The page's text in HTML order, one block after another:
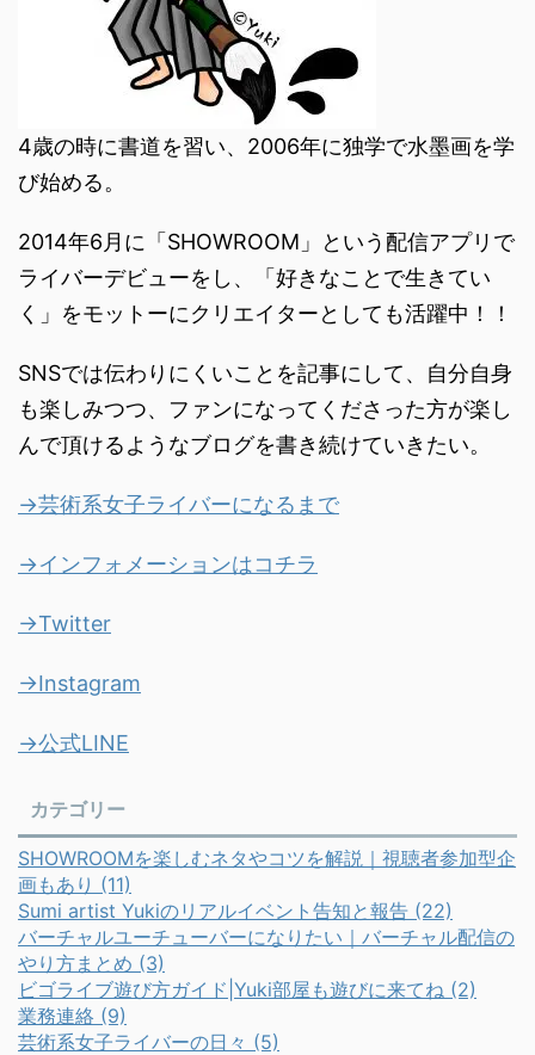
4歳の時に書道を習い、2006年に独学で水墨画を学
び始める。
2014年6月に「SHOWROOM」という配信アプリで
ライバーデビューをし、「好きなことで生きてい
く」をモットーにクリエイターとしても活躍中！！
SNSでは伝わりにくいことを記事にして、自分自身
も楽しみつつ、ファンになってくださった方が楽し
んで頂けるようなブログを書き続けていきたい。
→芸術系女子ライバーになるまで
→インフォメーションはコチラ
→Twitter
→Instagram
→公式LINE
カテゴリー
SHOWROOMを楽しむネタやコツを解説｜視聴者参加型企
画もあり (11)
Sumi artist Yukiのリアルイベント告知と報告 (22)
バーチャルユーチューバーになりたい｜バーチャル配信の
やり方まとめ (3)
ビゴライブ遊び方ガイド|Yuki部屋も遊びに来てね (2)
業務連絡 (9)
芸術系女子ライバーの日々 (5)